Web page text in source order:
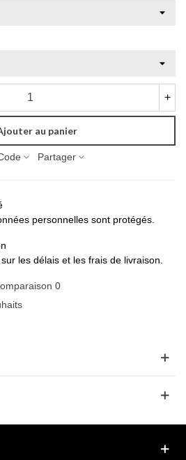
+
au panier
Partager
personnelles sont protégés.
les délais et les frais de livraison.
0